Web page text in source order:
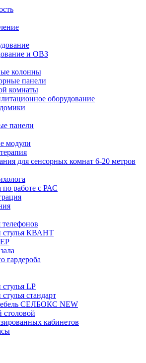
и ОВЗ
колонны
панели
комнаты
оборудование
панели
модули
для сенсорных комнат 6-20 метров
по работе с РАС
стулья КВАНТ
гардероба
LP
стандарт
СЕЛБОКС NEW
столовой
кабинетов